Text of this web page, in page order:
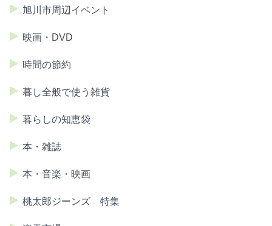
旭川市周辺イベント
映画・DVD
時間の節約
暮し全般で使う雑貨
暮らしの知恵袋
本・雑誌
本・音楽・映画
桃太郎ジーンズ 特集